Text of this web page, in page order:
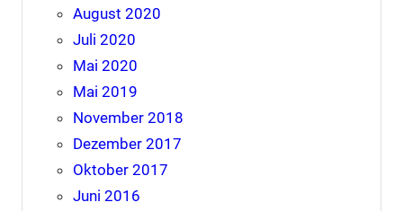
August 2020
Juli 2020
Mai 2020
Mai 2019
November 2018
Dezember 2017
Oktober 2017
Juni 2016